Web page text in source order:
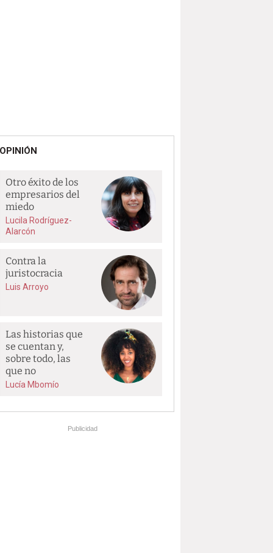
OPINIÓN
Otro éxito de los
empresarios del
miedo
Lucila Rodríguez-
Alarcón
Contra la
juristocracia
Luis Arroyo
Las historias que
se cuentan y,
sobre todo, las
que no
Lucía Mbomío
Publicidad